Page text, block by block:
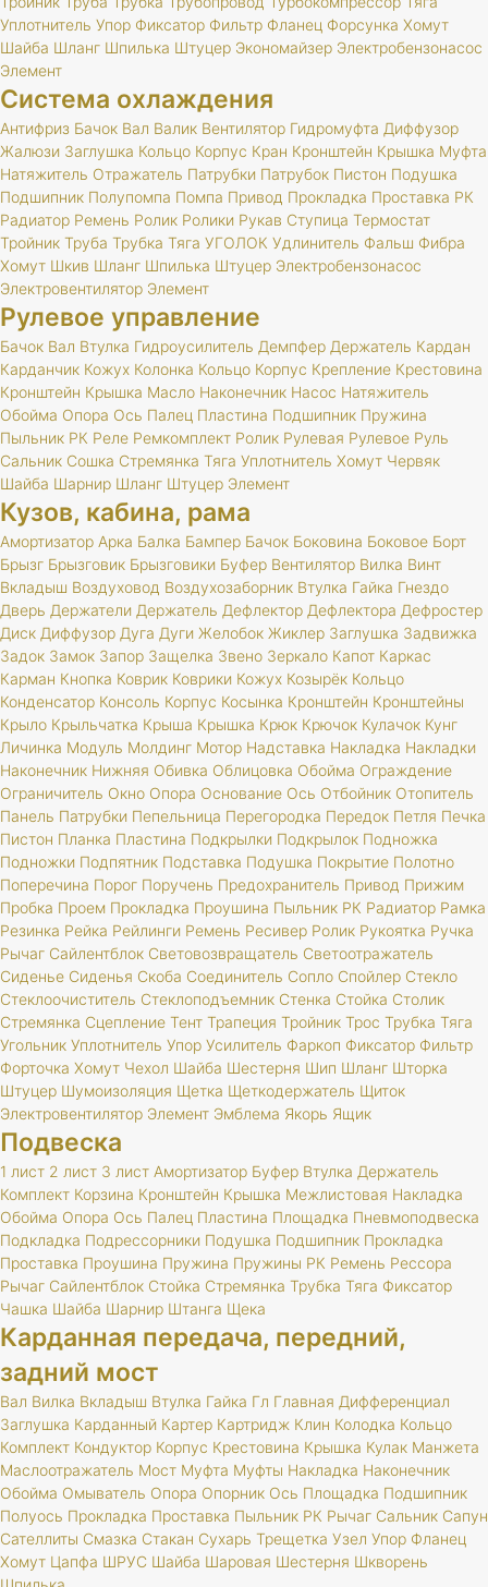
Уплотнитель Упор Фиксатор Фильтр Фланец Форсунка Хомут
Шайба Шланг Шпилька Штуцер Экономайзер Электробензонасос
Элемент
Система охлаждения
Антифриз Бачок Вал Валик Вентилятор Гидромуфта Диффузор
Жалюзи Заглушка Кольцо Корпус Кран Кронштейн Крышка Муфта
Натяжитель Отражатель Патрубки Патрубок Пистон Подушка
Подшипник Полупомпа Помпа Привод Прокладка Проставка РК
Радиатор Ремень Ролик Ролики Рукав Ступица Термостат
Тройник Труба Трубка Тяга УГОЛОК Удлинитель Фальш Фибра
Хомут Шкив Шланг Шпилька Штуцер Электробензонасос
Электровентилятор Элемент
Рулевое управление
Бачок Вал Втулка Гидроусилитель Демпфер Держатель Кардан
Карданчик Кожух Колонка Кольцо Корпус Крепление Крестовина
Кронштейн Крышка Масло Наконечник Насос Натяжитель
Обойма Опора Ось Палец Пластина Подшипник Пружина
Пыльник РК Реле Ремкомплект Ролик Рулевая Рулевое Руль
Сальник Сошка Стремянка Тяга Уплотнитель Хомут Червяк
Шайба Шарнир Шланг Штуцер Элемент
Кузов, кабина, рама
Амортизатор Арка Балка Бампер Бачок Боковина Боковое Борт
Брызг Брызговик Брызговики Буфер Вентилятор Вилка Винт
Вкладыш Воздуховод Воздухозаборник Втулка Гайка Гнездо
Дверь Держатели Держатель Дефлектор Дефлектора Дефростер
Диск Диффузор Дуга Дуги Желобок Жиклер Заглушка Задвижка
Задок Замок Запор Защелка Звено Зеркало Капот Каркас
Карман Кнопка Коврик Коврики Кожух Козырёк Кольцо
Конденсатор Консоль Корпус Косынка Кронштейн Кронштейны
Крыло Крыльчатка Крыша Крышка Крюк Крючок Кулачок Кунг
Личинка Модуль Молдинг Мотор Надставка Накладка Накладки
Наконечник Нижняя Обивка Облицовка Обойма Ограждение
Ограничитель Окно Опора Основание Ось Отбойник Отопитель
Панель Патрубки Пепельница Перегородка Передок Петля Печка
Пистон Планка Пластина Подкрылки Подкрылок Подножка
Подножки Подпятник Подставка Подушка Покрытие Полотно
Поперечина Порог Поручень Предохранитель Привод Прижим
Пробка Проем Прокладка Проушина Пыльник РК Радиатор Рамка
Резинка Рейка Рейлинги Ремень Ресивер Ролик Рукоятка Ручка
Рычаг Сайлентблок Световозвращатель Светоотражатель
Сиденье Сиденья Скоба Соединитель Сопло Спойлер Стекло
Стеклоочиститель Стеклоподъемник Стенка Стойка Столик
Стремянка Сцепление Тент Трапеция Тройник Трос Трубка Тяга
Угольник Уплотнитель Упор Усилитель Фаркоп Фиксатор Фильтр
Форточка Хомут Чехол Шайба Шестерня Шип Шланг Шторка
Штуцер Шумоизоляция Щетка Щеткодержатель Щиток
Электровентилятор Элемент Эмблема Якорь Ящик
Подвеска
1 лист 2 лист 3 лист Амортизатор Буфер Втулка Держатель
Комплект Корзина Кронштейн Крышка Межлистовая Накладка
Обойма Опора Ось Палец Пластина Площадка Пневмоподвеска
Подкладка Подрессорники Подушка Подшипник Прокладка
Проставка Проушина Пружина Пружины РК Ремень Рессора
Рычаг Сайлентблок Стойка Стремянка Трубка Тяга Фиксатор
Чашка Шайба Шарнир Штанга Щека
Карданная передача, передний,
задний мост
Вал Вилка Вкладыш Втулка Гайка Гл Главная Дифференциал
Заглушка Карданный Картер Картридж Клин Колодка Кольцо
Комплект Кондуктор Корпус Крестовина Крышка Кулак Манжета
Маслоотражатель Мост Муфта Муфты Накладка Наконечник
Обойма Омыватель Опора Опорник Ось Площадка Подшипник
Полуось Прокладка Проставка Пыльник РК Рычаг Сальник Сапун
Сателлиты Смазка Стакан Сухарь Трещетка Узел Упор Фланец
Хомут Цапфа ШРУС Шайба Шаровая Шестерня Шкворень